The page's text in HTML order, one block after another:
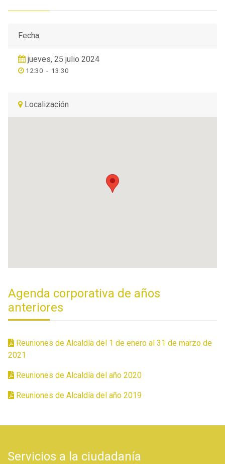
Fecha
jueves, 25 julio 2024
12:30 - 13:30
Localización
Agenda corporativa de años
anteriores
Reuniones de Alcaldía del 1 de enero al 31 de marzo de
2021
Reuniones de Alcaldía del año 2020
Reuniones de Alcaldía del año 2019
Servicios a la ciudadanía